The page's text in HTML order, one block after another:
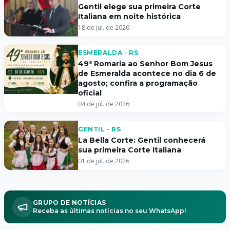
Gentil elege sua primeira Corte
Italiana em noite histórica
18 de jul. de 2026
ESMERALDA - RS
49ª Romaria ao Senhor Bom Jesus
de Esmeralda acontece no dia 6 de
agosto; confira a programação
oficial
04 de jul. de 2026
GENTIL - RS
La Bella Corte: Gentil conhecerá
sua primeira Corte Italiana
01 de jul. de 2026
GRUPO DE NOTÍCIAS
Receba as últimas notícias no seu WhatsApp!